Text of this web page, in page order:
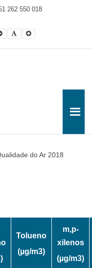
262 550 018
Smaller
Font
Letra
por
Letra
maior
do Ar 2018
Tolueno
(µg/m3)
m,p-
xilenos
(µg/m3)